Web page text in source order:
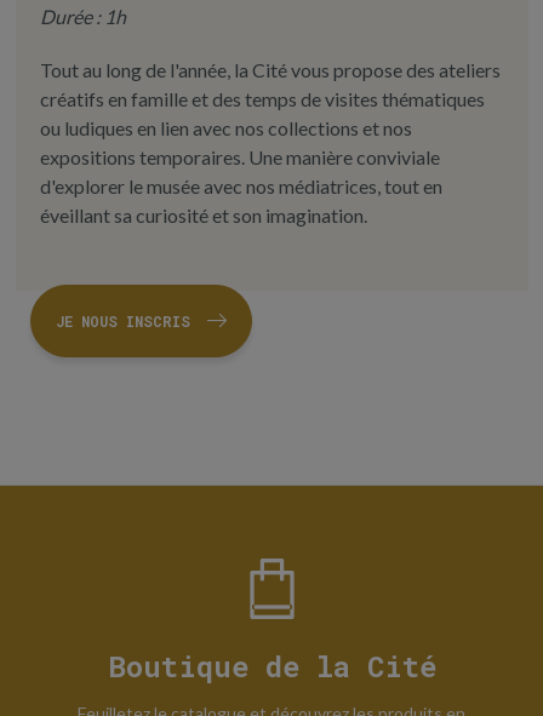
Durée : 1h
Tout au long de l'année, la Cité vous propose des ateliers
créatifs en famille et des temps de visites thématiques
ou ludiques en lien avec nos collections et nos
expositions temporaires. Une manière conviviale
d'explorer le musée avec nos médiatrices, tout en
éveillant sa curiosité et son imagination.
JE NOUS INSCRIS
Boutique de la Cité